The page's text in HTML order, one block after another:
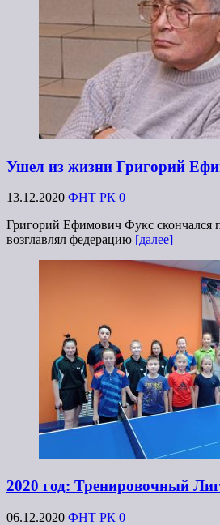
Ушел из жизни Григорий
13.12.2020 ФНТ РК 0
Григорий Ефимович Фукс скончался
возглавлял федерацию [далее]
2020 год: Тренировочный
06.12.2020 ФНТ РК 0